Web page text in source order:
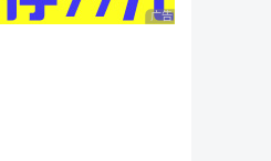
广告 商业广告，理性